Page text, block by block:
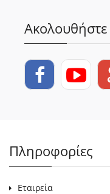
Πληροφορίες
Εταιρεία